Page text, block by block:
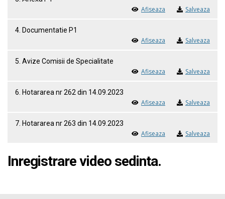
Afiseaza Salveaza
4. Documentatie P1
Afiseaza Salveaza
5. Avize Comisii de Specialitate
Afiseaza Salveaza
6. Hotararea nr 262 din 14.09.2023
Afiseaza Salveaza
7. Hotararea nr 263 din 14.09.2023
Afiseaza Salveaza
Inregistrare video sedinta.